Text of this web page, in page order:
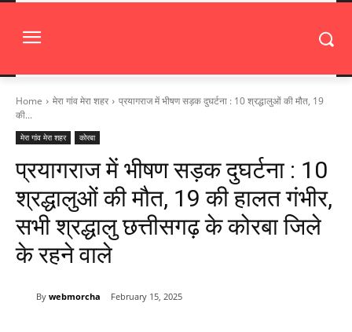
Home मेरा गांव मेरा शहर
प्रयागराज में भीषण सड़क दुघर्टना : 10 श्रद्धालुओं की मौत, 19
की...
मेरा गांव मेरा शहर कोरबा
प्रयागराज में भीषण सड़क दुघर्टना : 10
श्रद्धालुओं की मौत, 19 की हालत गंभीर,
सभी श्रद्धालु छत्तीसगढ़ के कोरबा जिले
के रहने वाले
By webmorcha February 15, 2025